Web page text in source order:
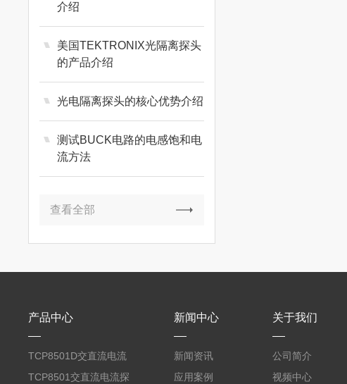
介绍
美国TEKTRONIX光隔离探头
的产品介绍
光电隔离探头的核心优势介绍
测试BUCK电路的电感饱和电
流方法
查看全部
产品中心
TCP8501D交直流电流
探头500A
TCP8501交直流电流探
新闻中心
新闻资讯
应用案例
关于我们
公司简介
视频中心